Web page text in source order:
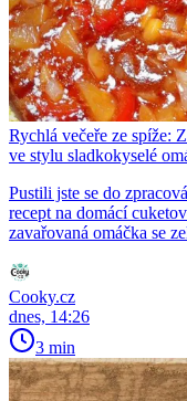
Rychlá večeře ze spíže:
ve stylu sladkokyselé
Pustili jste se do
recept na domácí
zavařovaná omáčka se
Cooky.cz
dnes, 14:26
3 min